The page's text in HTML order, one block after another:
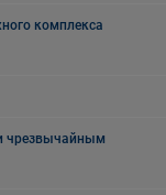
комплекса
чрезвычайным